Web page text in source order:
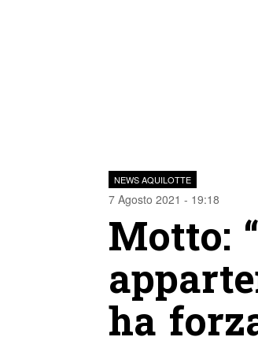
NEWS AQUILOTTE
7 Agosto 2021 - 19:18
Motto:
ha